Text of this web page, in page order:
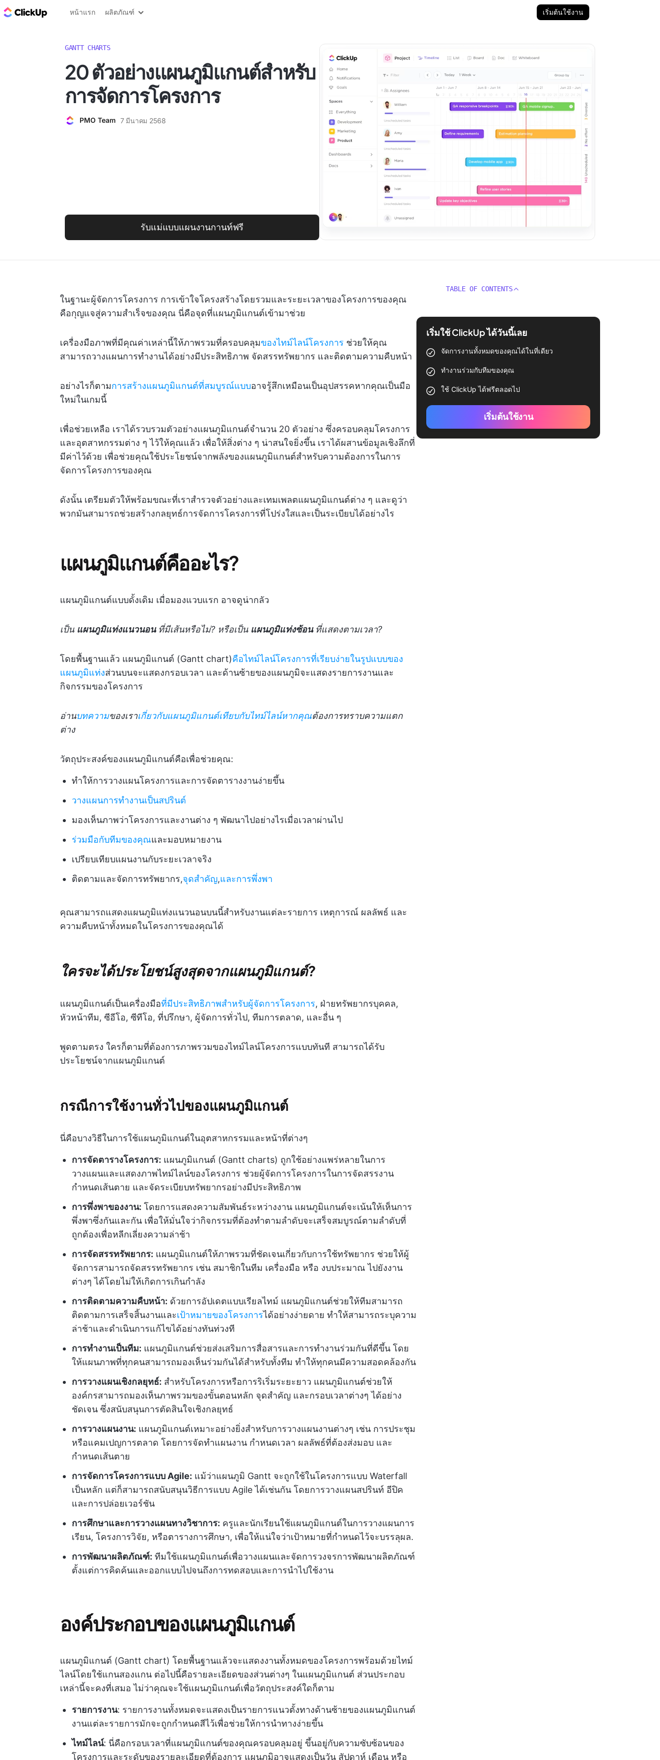
บล็อก ClickUp
หน้าแรก ผลิตภัณฑ์ เริ่มต้นใช้งาน
GANTT CHARTS
20 ตัวอย่างแผนภูมิแกนต์สำหรับ
การจัดการโครงการ
PMO Team 7 มีนาคม 2568
รับแม่แบบแผนงานกานท์ฟรี
ในฐานะผู้จัดการโครงการ การเข้าใจโครงสร้างโดยรวมและระยะเวลาของโครงการของคุณ
คือกุญแจสู่ความสำเร็จของคุณ นี่คือจุดที่แผนภูมิแกนต์เข้ามาช่วย
เครื่องมือภาพที่มีคุณค่าเหล่านี้ให้ภาพรวมที่ครอบคลุมของไทม์ไลน์โครงการ ช่วยให้คุณ
สามารถวางแผนการทำงานได้อย่างมีประสิทธิภาพ จัดสรรทรัพยากร และติดตามความคืบหน้า
อย่างไรก็ตามการสร้างแผนภูมิแกนต์ที่สมบูรณ์แบบอาจรู้สึกเหมือนเป็นอุปสรรคหากคุณเป็นมือ
ใหม่ในเกมนี้
เพื่อช่วยเหลือ เราได้รวบรวมตัวอย่างแผนภูมิแกนต์จำนวน 20 ตัวอย่าง ซึ่งครอบคลุมโครงการ
และอุตสาหกรรมต่าง ๆ ไว้ให้คุณแล้ว เพื่อให้สิ่งต่าง ๆ น่าสนใจยิ่งขึ้น เราได้ผสานข้อมูลเชิงลึกที่
มีค่าไว้ด้วย เพื่อช่วยคุณใช้ประโยชน์จากพลังของแผนภูมิแกนต์สำหรับความต้องการในการ
จัดการโครงการของคุณ
ดังนั้น เตรียมตัวให้พร้อมขณะที่เราสำรวจตัวอย่างและเทมเพลตแผนภูมิแกนต์ต่าง ๆ และดูว่า
พวกมันสามารถช่วยสร้างกลยุทธ์การจัดการโครงการที่โปร่งใสและเป็นระเบียบได้อย่างไร
แผนภูมิแกนต์คืออะไร?
แผนภูมิแกนต์แบบดั้งเดิม เมื่อมองแวบแรก อาจดูน่ากลัว
เป็น แผนภูมิแท่งแนวนอนที่มีเส้นหรือไม่? หรือเป็น แผนภูมิแท่งซ้อนที่แสดงตามเวลา?
โดยพื้นฐานแล้ว แผนภูมิแกนต์ (Gantt chart)คือไทม์ไลน์โครงการที่เรียบง่ายในรูปแบบของ
แผนภูมิแท่งส่วนบนจะแสดงกรอบเวลา และด้านซ้ายของแผนภูมิจะแสดงรายการงานและ
กิจกรรมของโครงการ
อ่านบทความของเราเกี่ยวกับแผนภูมิแกนต์เทียบกับไทม์ไลน์หากคุณต้องการทราบความแตก
ต่าง
วัตถุประสงค์ของแผนภูมิแกนต์คือเพื่อช่วยคุณ:
ทำให้การวางแผนโครงการและการจัดตารางงานง่ายขึ้น
วางแผนการทำงานเป็นสปรินต์
มองเห็นภาพว่าโครงการและงานต่าง ๆ พัฒนาไปอย่างไรเมื่อเวลาผ่านไป
ร่วมมือกับทีมของคุณและมอบหมายงาน
เปรียบเทียบแผนงานกับระยะเวลาจริง
ติดตามและจัดการทรัพยากร,จุดสำคัญ,และการพึ่งพา
คุณสามารถแสดงแผนภูมิแท่งแนวนอนบนนี้สำหรับงานแต่ละรายการ เหตุการณ์ ผลลัพธ์ และ
ความคืบหน้าทั้งหมดในโครงการของคุณได้
ใครจะได้ประโยชน์สูงสุดจากแผนภูมิแกนต์?
แผนภูมิแกนต์เป็นเครื่องมือที่มีประสิทธิภาพสำหรับผู้จัดการโครงการ, ฝ่ายทรัพยากรบุคคล,
หัวหน้าทีม, ซีอีโอ, ซีทีโอ, ที่ปรึกษา, ผู้จัดการทั่วไป, ทีมการตลาด, และอื่น ๆ
พูดตามตรง ใครก็ตามที่ต้องการภาพรวมของไทม์ไลน์โครงการแบบทันที สามารถได้รับ
ประโยชน์จากแผนภูมิแกนต์
กรณีการใช้งานทั่วไปของแผนภูมิแกนต์
นี่คือบางวิธีในการใช้แผนภูมิแกนต์ในอุตสาหกรรมและหน้าที่ต่างๆ
การจัดตารางโครงการ: แผนภูมิแกนต์ (Gantt charts) ถูกใช้อย่างแพร่หลายในการ
วางแผนและแสดงภาพไทม์ไลน์ของโครงการ ช่วยผู้จัดการโครงการในการจัดสรรงาน
กำหนดเส้นตาย และจัดระเบียบทรัพยากรอย่างมีประสิทธิภาพ
การพึ่งพาของงาน: โดยการแสดงความสัมพันธ์ระหว่างงาน แผนภูมิแกนต์จะเน้นให้เห็นการ
พึ่งพาซึ่งกันและกัน เพื่อให้มั่นใจว่ากิจกรรมที่ต้องทำตามลำดับจะเสร็จสมบูรณ์ตามลำดับที่
ถูกต้องเพื่อหลีกเลี่ยงความล่าช้า
การจัดสรรทรัพยากร: แผนภูมิแกนต์ให้ภาพรวมที่ชัดเจนเกี่ยวกับการใช้ทรัพยากร ช่วยให้ผู้
จัดการสามารถจัดสรรทรัพยากร เช่น สมาชิกในทีม เครื่องมือ หรือ งบประมาณ ไปยังงาน
ต่างๆ ได้โดยไม่ให้เกิดการเกินกำลัง
การติดตามความคืบหน้า: ด้วยการอัปเดตแบบเรียลไทม์ แผนภูมิแกนต์ช่วยให้ทีมสามารถ
ติดตามการเสร็จสิ้นงานและเป้าหมายของโครงการได้อย่างง่ายดาย ทำให้สามารถระบุความ
ล่าช้าและดำเนินการแก้ไขได้อย่างทันท่วงที
การทำงานเป็นทีม: แผนภูมิแกนต์ช่วยส่งเสริมการสื่อสารและการทำงานร่วมกันที่ดีขึ้น โดย
ให้แผนภาพที่ทุกคนสามารถมองเห็นร่วมกันได้สำหรับทั้งทีม ทำให้ทุกคนมีความสอดคล้องกัน
การวางแผนเชิงกลยุทธ์: สำหรับโครงการหรือการริเริ่มระยะยาว แผนภูมิแกนต์ช่วยให้
องค์กรสามารถมองเห็นภาพรวมของขั้นตอนหลัก จุดสำคัญ และกรอบเวลาต่างๆ ได้อย่าง
ชัดเจน ซึ่งสนับสนุนการตัดสินใจเชิงกลยุทธ์
การวางแผนงาน: แผนภูมิแกนต์เหมาะอย่างยิ่งสำหรับการวางแผนงานต่างๆ เช่น การประชุม
หรือแคมเปญการตลาด โดยการจัดทำแผนงาน กำหนดเวลา ผลลัพธ์ที่ต้องส่งมอบ และ
กำหนดเส้นตาย
การจัดการโครงการแบบ Agile: แม้ว่าแผนภูมิ Gantt จะถูกใช้ในโครงการแบบ Waterfall
เป็นหลัก แต่ก็สามารถสนับสนุนวิธีการแบบ Agile ได้เช่นกัน โดยการวางแผนสปรินท์ อีปิค
และการปล่อยเวอร์ชัน
การศึกษาและการวางแผนทางวิชาการ: ครูและนักเรียนใช้แผนภูมิแกนต์ในการวางแผนการ
เรียน, โครงการวิจัย, หรือตารางการศึกษา, เพื่อให้แน่ใจว่าเป้าหมายที่กำหนดไว้จะบรรลุผล.
การพัฒนาผลิตภัณฑ์: ทีมใช้แผนภูมิแกนต์เพื่อวางแผนและจัดการวงจรการพัฒนาผลิตภัณฑ์
ตั้งแต่การคิดค้นและออกแบบไปจนถึงการทดสอบและการนำไปใช้งาน
องค์ประกอบของแผนภูมิแกนต์
แผนภูมิแกนต์ (Gantt chart) โดยพื้นฐานแล้วจะแสดงงานทั้งหมดของโครงการพร้อมด้วยไทม์
ไลน์โดยใช้แกนสองแกน ต่อไปนี้คือรายละเอียดของส่วนต่างๆ ในแผนภูมิแกนต์ ส่วนประกอบ
เหล่านี้จะคงที่เสมอ ไม่ว่าคุณจะใช้แผนภูมิแกนต์เพื่อวัตถุประสงค์ใดก็ตาม
รายการงาน: รายการงานทั้งหมดจะแสดงเป็นรายการแนวตั้งทางด้านซ้ายของแผนภูมิแกนต์
งานแต่ละรายการมักจะถูกกำหนดสีไว้เพื่อช่วยให้การนำทางง่ายขึ้น
ไทม์ไลน์: นี่คือกรอบเวลาที่แผนภูมิแกนต์ของคุณครอบคลุมอยู่ ขึ้นอยู่กับความซับซ้อนของ
โครงการและระดับของรายละเอียดที่ต้องการ แผนภูมิอาจแสดงเป็นวัน สัปดาห์ เดือน หรือ
TABLE OF CONTENTS
เริ่มใช้ ClickUp ได้วันนี้เลย
จัดการงานทั้งหมดของคุณได้ในที่เดียว
ทำงานร่วมกับทีมของคุณ
ใช้ ClickUp ได้ฟรีตลอดไป
เริ่มต้นใช้งาน